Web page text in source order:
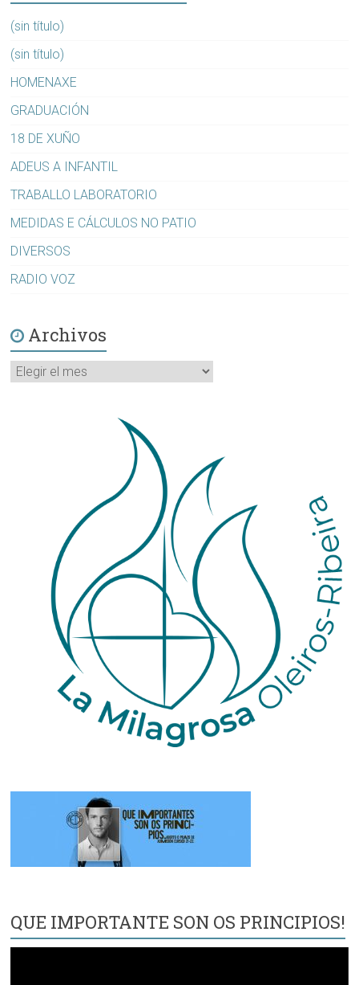
(sin título)
(sin título)
HOMENAXE
GRADUACIÓN
18 DE XUÑO
ADEUS A INFANTIL
TRABALLO LABORATORIO
MEDIDAS E CÁLCULOS NO PATIO
DIVERSOS
RADIO VOZ
Archivos
Archivos
QUE IMPORTANTE SON OS PRINCIPIOS!